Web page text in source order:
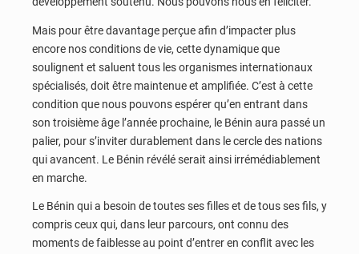
Mais pour être davantage perçue afin d’impacter plus
encore nos conditions de vie, cette dynamique que
soulignent et saluent tous les organismes internationaux
spécialisés, doit être maintenue et amplifiée. C’est à cette
condition que nous pouvons espérer qu’en entrant dans
son troisième âge l’année prochaine, le Bénin aura passé un
palier, pour s’inviter durablement dans le cercle des nations
qui avancent. Le Bénin révélé serait ainsi irrémédiablement
en marche.
Le Bénin qui a besoin de toutes ses filles et de tous ses fils, y
compris ceux qui, dans leur parcours, ont connu des
moments de faiblesse au point d’entrer en conflit avec les